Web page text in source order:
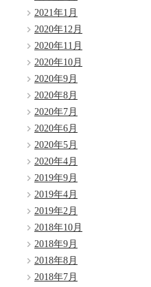
2021年1月
2020年12月
2020年11月
2020年10月
2020年9月
2020年8月
2020年7月
2020年6月
2020年5月
2020年4月
2019年9月
2019年4月
2019年2月
2018年10月
2018年9月
2018年8月
2018年7月